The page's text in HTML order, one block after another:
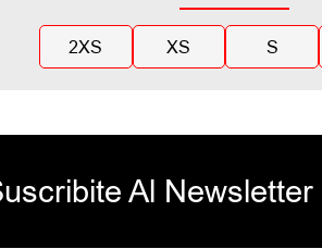
2XS XS S
Al Newsletter